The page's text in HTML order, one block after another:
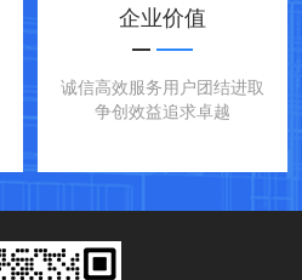
企业价值
诚信高效服务用户团结进取
争创效益追求卓越